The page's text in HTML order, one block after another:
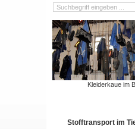
Kleiderkaue im
Stofftransport im